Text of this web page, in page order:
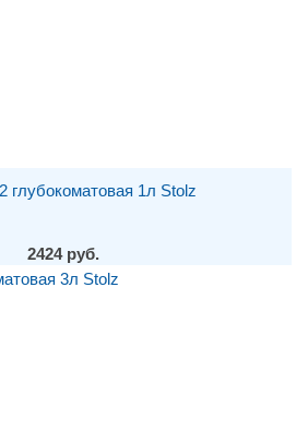
глубокоматовая 1л Stolz
2424 руб.